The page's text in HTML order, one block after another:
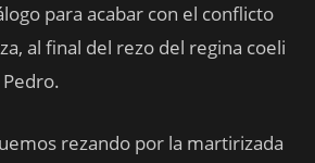
para acabar con el conflicto
al final del rezo del regina coeli
Pedro.
rezando por la martirizada